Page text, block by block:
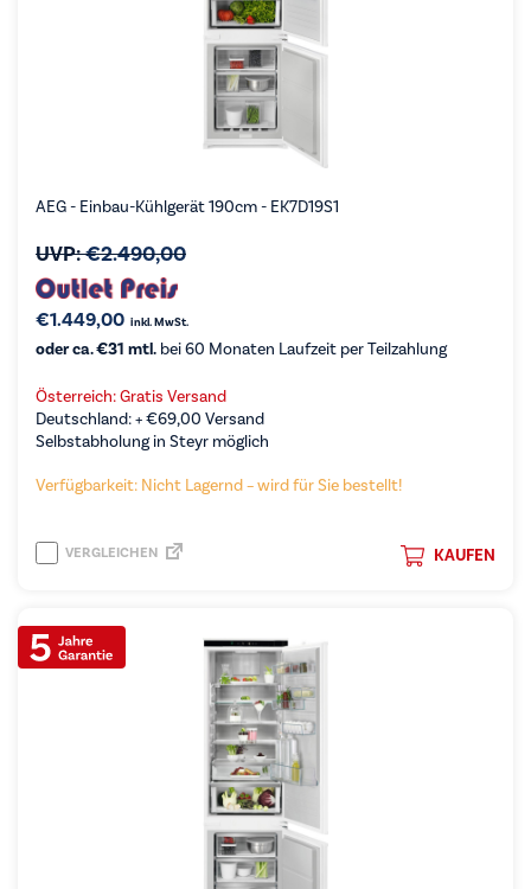
AEG - Einbau-Kühlgerät 190cm - EK7D19S1
UVP:€2.490,00
€1.449,00 inkl. MwSt.
oder ca. €31 mtl. bei 60 Monaten Laufzeit per Teilzahlung
Österreich: Gratis Versand
Deutschland: +€69,00 Versand
Selbstabholung in Steyr möglich
Verfügbarkeit: Nicht Lagernd – wird für Sie bestellt!
KAUFEN
VERGLEICHEN